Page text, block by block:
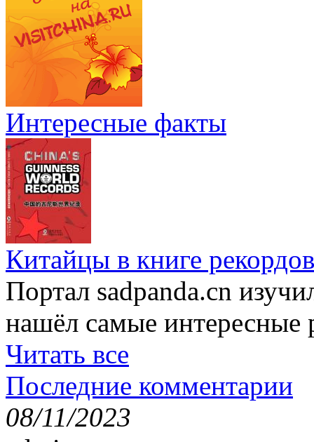
Интересные факты
Китайцы в книге
Портал sadpanda.cn
нашёл самые интересные
Читать все
Последние комментарии
08/11/2023